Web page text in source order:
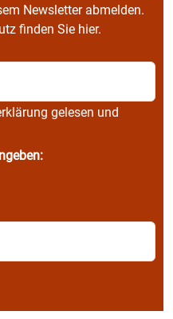
Newsletter abmelden.
finden Sie hier.
gelesen und